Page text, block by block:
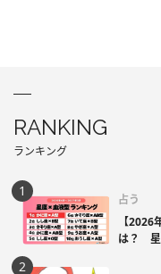
RANKING
ランキング
占う
【
は？ 星